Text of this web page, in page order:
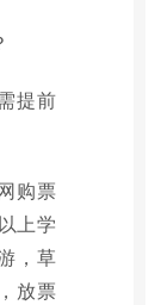
提前
购票
上学
，草
放票